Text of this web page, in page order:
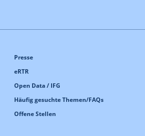
Presse
eRTR
Open Data / IFG
Häufig gesuchte Themen/FAQs
Offene Stellen